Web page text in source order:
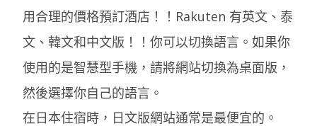
用合理的價格預訂酒店！！Rakuten 有英文、泰
文、韓文和中文版！！你可以切換語言。如果你
使用的是智慧型手機，請將網站切換為桌面版，
然後選擇你自己的語言。
在日本住宿時，日文版網站通常是最便宜的。